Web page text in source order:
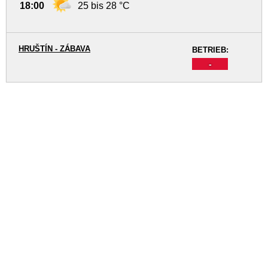
18:00 25 bis 28 °C
BETRIEB:
-
HRUŠTÍN - ZÁBAVA